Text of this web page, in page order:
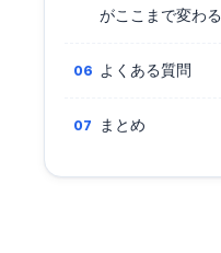
がここまで変わる
よくある質問
まとめ